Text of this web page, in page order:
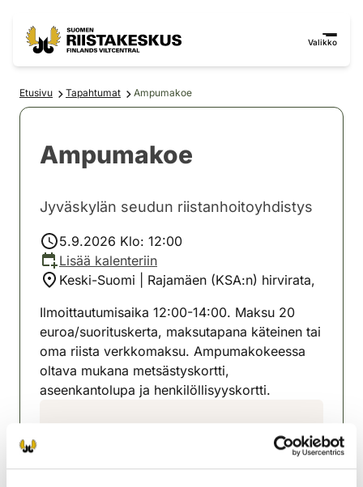
Valikko
Etusivu Tapahtumat Ampumakoe
Ampumakoe
Jyväskylän seudun riistanhoitoyhdistys
5.9.2026 Klo: 12:00
Lisää kalenteriin
Keski-Suomi | Rajamäen (KSA:n) hirvirata,
Ilmoittautumisaika 12:00-14:00. Maksu 20
euroa/suorituskerta, maksutapana käteinen tai
oma riista verkkomaksu. Ampumakokeessa
oltava mukana metsästyskortti,
aseenkantolupa ja henkilöllisyyskortti.
Jyväskylän seudun
Keski-Suomi